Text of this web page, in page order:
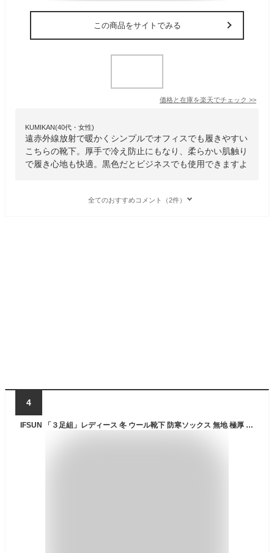
この商品をサイトでみる
価格と在庫を楽天でチェック >>
KUMIKAN(40代・女性)
遠赤外線放射で暖かくシンプルでオフィスでも履きやすい
こちらの靴下。厚手で冷え防止にもなり、柔らかい肌触り
で履き心地も快適。黒色だとビジネスでも使用できますよ
全てのおすすめコメント（2件）
4
IFSUN 「３足組」レディース 冬 ウール靴下 防寒ソックス 無地 極厚 裏起毛 女性用 冷え取り 暖かい 作業 抗菌防臭 自宅 睡眠 22-25㎝(黒)